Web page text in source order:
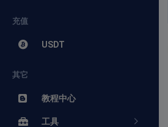
充值
USDT
其它
教程中心
工具